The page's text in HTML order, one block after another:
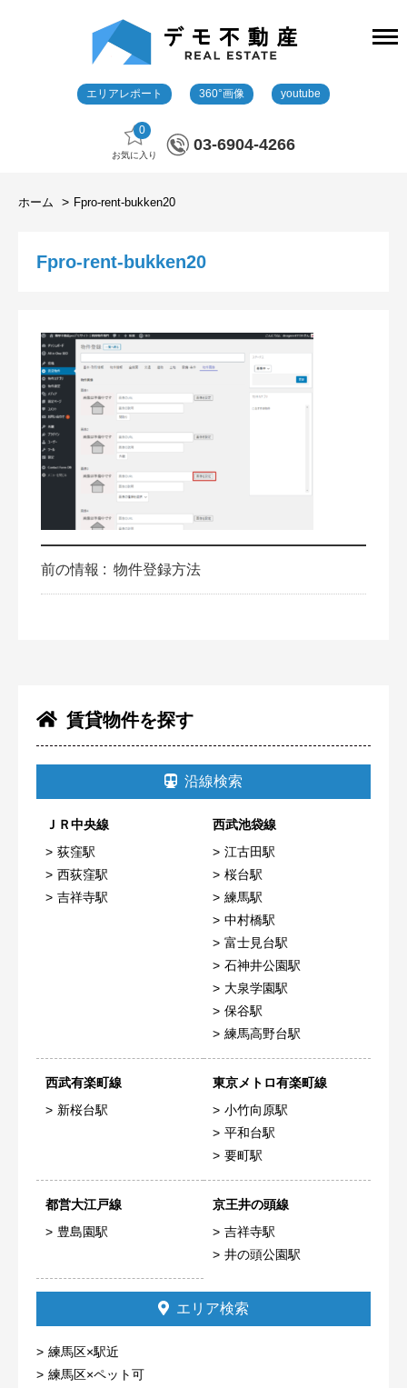
エリアレポート 360°画像 youtube
0
お気に入り
03-6904-4266
ホーム Fpro-rent-bukken20
賃貸物件を探す
沿線検索
ＪＲ中央線
荻窪駅
西荻窪駅
吉祥寺駅
西武池袋線
江古田駅
桜台駅
練馬駅
中村橋駅
富士見台駅
石神井公園駅
大泉学園駅
保谷駅
練馬高野台駅
西武有楽町線
新桜台駅
東京メトロ有楽町線
小竹向原駅
平和台駅
要町駅
都営大江戸線
豊島園駅
京王井の頭線
吉祥寺駅
井の頭公園駅
エリア検索
練馬区×駅近
練馬区×ペット可
Fpro-rent-bukken20
前の情報 : 物件登録方法